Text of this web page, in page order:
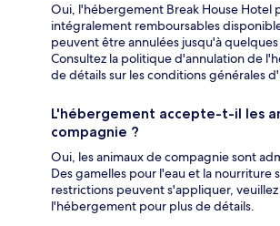
Oui, l'hébergement Break House Hotel
intégralement remboursables
peuvent être annulées jusqu'à
Consultez la politique d'annulation de
de détails sur les conditions générales
L'hébergement accepte-t-il les
compagnie ?
Oui, les animaux de compagnie sont
Des gamelles pour l'eau et la nourriture
restrictions peuvent s'appliquer,
l'hébergement pour plus de détails.